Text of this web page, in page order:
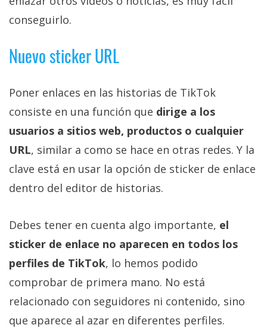
conseguirlo.
Nuevo sticker URL
Poner enlaces en las historias de TikTok
consiste en una función que dirige a los
usuarios a sitios web, productos o cualquier
URL, similar a como se hace en otras redes. Y la
clave está en usar la opción de sticker de enlace
dentro del editor de historias.
Debes tener en cuenta algo importante, el
sticker de enlace no aparecen en todos los
perfiles de TikTok, lo hemos podido
comprobar de primera mano. No está
relacionado con seguidores ni contenido, sino
que aparece al azar en diferentes perfiles.